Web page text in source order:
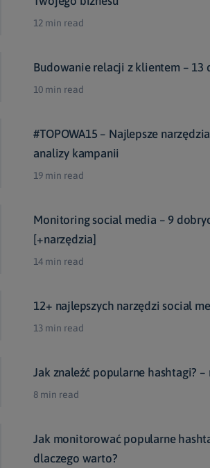
12 min read
Budowanie relacji z klientem – 13
10 min read
#TOPOWA15 – Najlepsze
analizy kampanii
19 min read
Monitoring social media – 9
[+narzędzia]
14 min read
12+ najlepszych narzędzi social
13 min read
Jak znaleźć popularne hashtagi? –
8 min read
Jak monitorować popularne
dlaczego warto?